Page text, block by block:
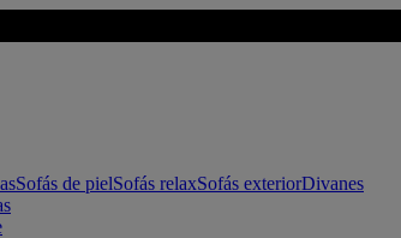
Sofás de pielSofás relaxSofás exteriorDivanes